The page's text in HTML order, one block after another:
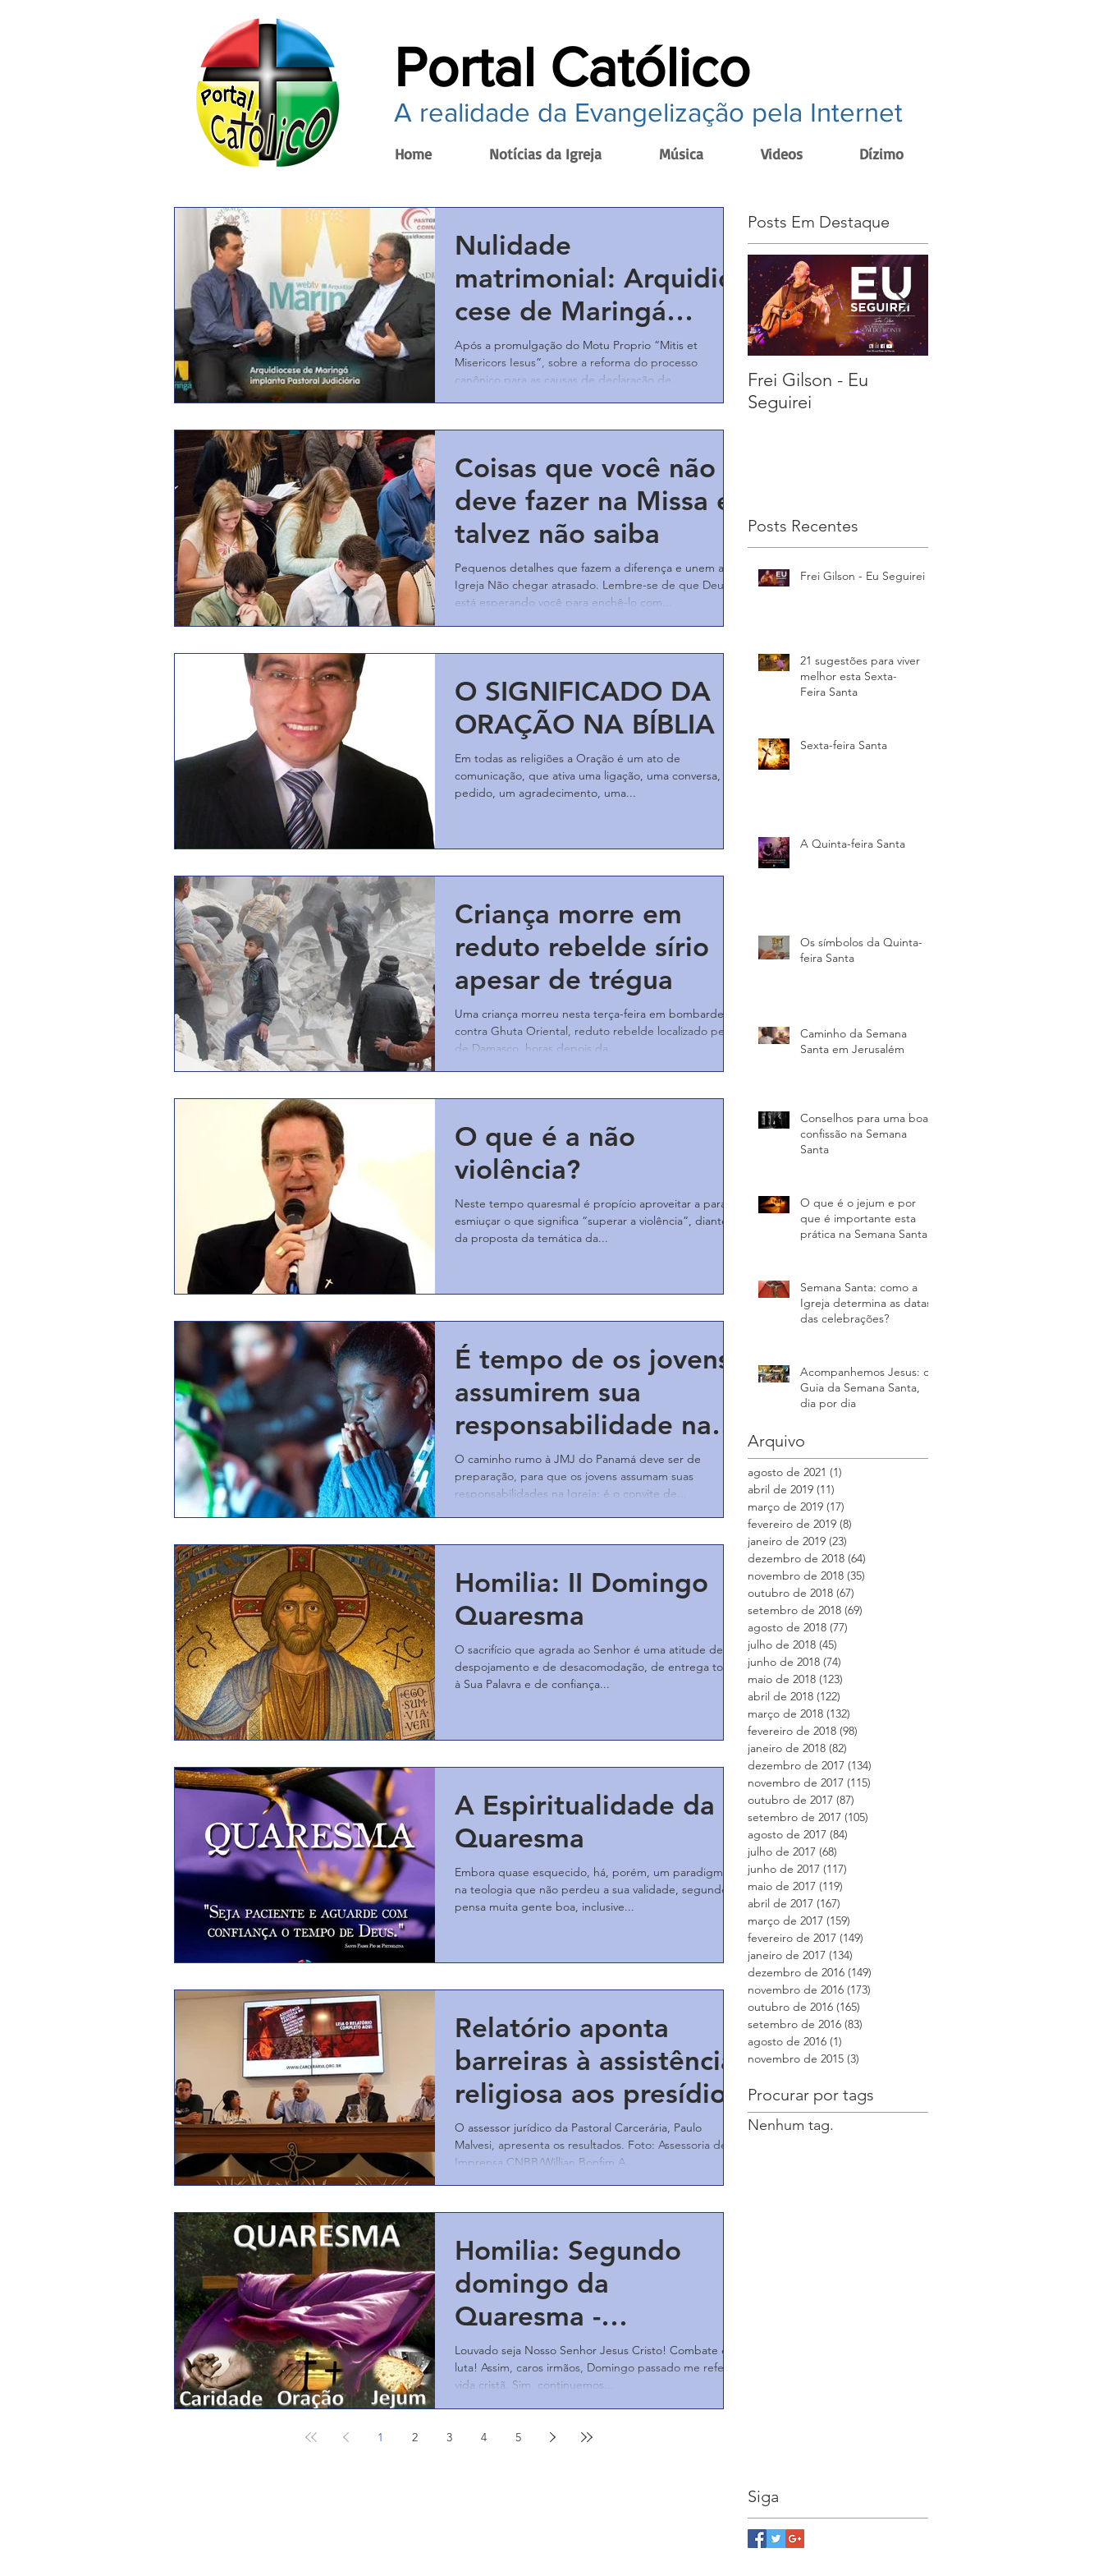
Portal Católico
A realidade da Evangelização pela Internet
Home Notícias da Igreja Música Videos Dízimo
Nulidade
matrimonial: Arquidio
cese de Maringá
implanta Pastoral
Judiciária
Após a promulgação do Motu Proprio “Mitis et
Misericors Iesus”, sobre a reforma do processo
canônico para as causas de declaração de...
Coisas que você não
deve fazer na Missa e
talvez não saiba
Pequenos detalhes que fazem a diferença e unem a
Igreja Não chegar atrasado. Lembre-se de que Deus
está esperando você para enchê-lo com...
O SIGNIFICADO DA
ORAÇÃO NA BÍBLIA
Em todas as religiões a Oração é um ato de
comunicação, que ativa uma ligação, uma conversa, um
pedido, um agradecimento, uma...
Criança morre em
reduto rebelde sírio
apesar de trégua
Uma criança morreu nesta terça-feira em bombardeios
contra Ghuta Oriental, reduto rebelde localizado perto
de Damasco, horas depois da...
O que é a não
violência?
Neste tempo quaresmal é propício aproveitar a para
esmiuçar o que significa “superar a violência”, diante
da proposta da temática da...
É tempo de os jovens
assumirem sua
responsabilidade na
Igreja
O caminho rumo à JMJ do Panamá deve ser de
preparação, para que os jovens assumam suas
responsabilidades na Igreja: é o convite de...
Homilia: II Domingo
Quaresma
O sacrifício que agrada ao Senhor é uma atitude de
despojamento e de desacomodação, de entrega total
à Sua Palavra e de confiança...
A Espiritualidade da
Quaresma
Embora quase esquecido, há, porém, um paradigma
na teologia que não perdeu a sua validade, segundo
pensa muita gente boa, inclusive...
Relatório aponta
barreiras à assistência
religiosa aos presídios
O assessor jurídico da Pastoral Carcerária, Paulo
Malvesi, apresenta os resultados. Foto: Assessoria de
Imprensa CNBB/Willian Bonfim A...
Homilia: Segundo
domingo da
Quaresma -
25/02/2018 - Ano B
Louvado seja Nosso Senhor Jesus Cristo! Combate e
luta! Assim, caros irmãos, Domingo passado me referi à
vida cristã. Sim, continuemos...
1 2 3 4 5
Posts Em Destaque
Frei Gilson - Eu
Seguirei
Posts Recentes
Frei Gilson - Eu Seguirei
21 sugestões para viver
melhor esta Sexta-
Feira Santa
Sexta-feira Santa
A Quinta-feira Santa
Os símbolos da Quinta-
feira Santa
Caminho da Semana
Santa em Jerusalém
Conselhos para uma boa
confissão na Semana
Santa
O que é o jejum e por
que é importante esta
prática na Semana Santa?
Semana Santa: como a
Igreja determina as datas
das celebrações?
Acompanhemos Jesus: o
Guia da Semana Santa,
dia por dia
Arquivo
agosto de 2021 (1)
abril de 2019 (11)
março de 2019 (17)
fevereiro de 2019 (8)
janeiro de 2019 (23)
dezembro de 2018 (64)
novembro de 2018 (35)
outubro de 2018 (67)
setembro de 2018 (69)
agosto de 2018 (77)
julho de 2018 (45)
junho de 2018 (74)
maio de 2018 (123)
abril de 2018 (122)
março de 2018 (132)
fevereiro de 2018 (98)
janeiro de 2018 (82)
dezembro de 2017 (134)
novembro de 2017 (115)
outubro de 2017 (87)
setembro de 2017 (105)
agosto de 2017 (84)
julho de 2017 (68)
junho de 2017 (117)
maio de 2017 (119)
abril de 2017 (167)
março de 2017 (159)
fevereiro de 2017 (149)
janeiro de 2017 (134)
dezembro de 2016 (149)
novembro de 2016 (173)
outubro de 2016 (165)
setembro de 2016 (83)
agosto de 2016 (1)
novembro de 2015 (3)
Procurar por tags
Nenhum tag.
Siga